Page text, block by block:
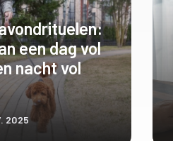
een dag vol
nacht vol
2025